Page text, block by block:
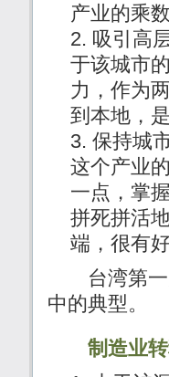
产业的乘
吸引高
于该城市的
力，作为
到本地，
保持城
这个产业
一点，掌
拼死拼活
端，很有好
台湾第一
中的典型。
制造业转